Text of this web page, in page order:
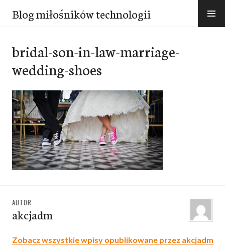
Blog miłośników technologii
bridal-son-in-law-marriage-
wedding-shoes
AUTOR
akcjadm
Zobacz wszystkie wpisy opublikowane przez akcjadm